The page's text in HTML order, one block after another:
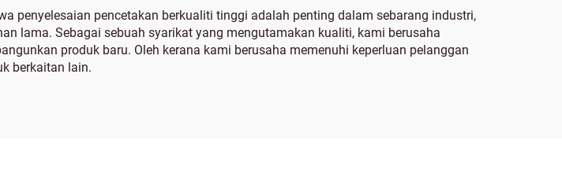
penyelesaian pencetakan berkualiti tinggi adalah penting dalam sebarang industri,
lama. Sebagai sebuah syarikat yang mengutamakan kualiti, kami berusaha
produk baru. Oleh kerana kami berusaha memenuhi keperluan pelanggan
berkaitan lain.